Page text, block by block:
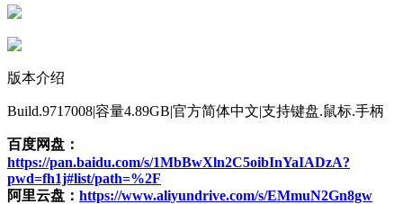
版本介绍
Build.9717008|容量4.89GB|官方简体中文|支持键盘.鼠标.手柄
百度网盘：
https://pan.baidu.com/s/1MbBwXln2C5oibInYaIADzA?
pwd=fh1j#list/path=%2F
阿里云盘： https://www.aliyundrive.com/s/EMmuN2Gn8gw